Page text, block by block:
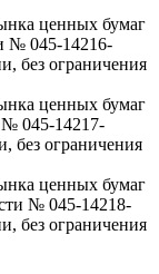
ценных бумаг
№ 045-14216-
без ограничения
ценных бумаг
№ 045-14217-
без ограничения
ценных бумаг
№ 045-14218-
без ограничения